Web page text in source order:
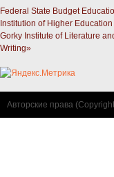
Federal State Budget
Institution of Higher
Gorky Institute of Literature
Writing»
Авторские права